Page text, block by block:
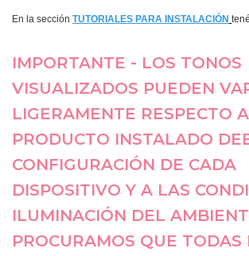
En la sección TUTORIALES PARA INSTALACIÓN
IMPORTANTE - LOS TONOS
VISUALIZADOS PUEDEN
LIGERAMENTE RESPECTO
PRODUCTO INSTALADO
CONFIGURACIÓN DE CADA
DISPOSITIVO Y A LAS
ILUMINACIÓN DEL
PROCURAMOS QUE TODAS